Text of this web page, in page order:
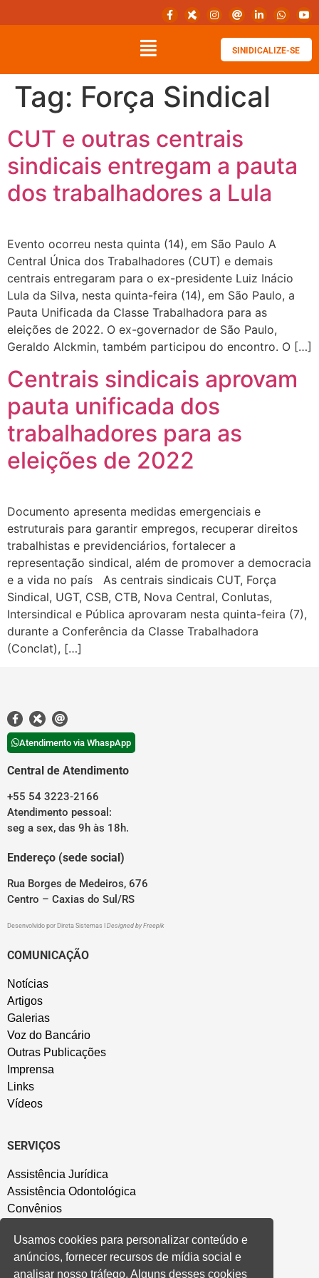
SINIDICALIZE-SE
Tag: Força Sindical
CUT e outras centrais
sindicais entregam a pauta
dos trabalhadores a Lula
Evento ocorreu nesta quinta (14), em São Paulo A
Central Única dos Trabalhadores (CUT) e demais
centrais entregaram para o ex-presidente Luiz Inácio
Lula da Silva, nesta quinta-feira (14), em São Paulo, a
Pauta Unificada da Classe Trabalhadora para as
eleições de 2022. O ex-governador de São Paulo,
Geraldo Alckmin, também participou do encontro. O […]
Centrais sindicais aprovam
pauta unificada dos
trabalhadores para as
eleições de 2022
Documento apresenta medidas emergenciais e
estruturais para garantir empregos, recuperar direitos
trabalhistas e previdenciários, fortalecer a
representação sindical, além de promover a democracia
e a vida no país As centrais sindicais CUT, Força
Sindical, UGT, CSB, CTB, Nova Central, Conlutas,
Intersindical e Pública aprovaram nesta quinta-feira (7),
durante a Conferência da Classe Trabalhadora
(Conclat), […]
Atendimento via WhaspApp
Central de Atendimento
+55 54 3223-2166
Atendimento pessoal:
seg a sex, das 9h às 18h.
Endereço (sede social)
Rua Borges de Medeiros, 676
Centro – Caxias do Sul/RS
Desenvolvido por Direta Sistemas Designed by Freepik
COMUNICAÇÃO
Notícias
Artigos
Galerias
Voz do Bancário
Outras Publicações
Imprensa
Links
Vídeos
SERVIÇOS
Assistência Jurídica
Assistência Odontológica
Convênios
Salão de Festa
Política de Privacidade
Usamos cookies para personalizar conteúdo e
anúncios, fornecer recursos de mídia social e
analisar nosso tráfego. Alguns desses cookies